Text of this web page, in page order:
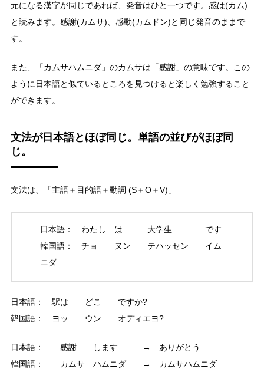
元になる漢字が同じであれば、発音はひと一つです。感は(カム)
と読みます。感謝(カムサ)、感動(カムドン)と同じ発音のままで
す。
また、「カムサハムニダ」のカムサは「感謝」の意味です。この
ように日本語と似ているところを見つけると楽しく勉強すること
ができます。
文法が日本語とほぼ同じ。単語の並びがほぼ同
じ。
文法は、「主語＋目的語＋動詞 (S＋O＋V)」
日本語： わたし は 大学生 です
韓国語： チョ ヌン テハッセン イム
ニダ
日本語： 駅は どこ ですか?
韓国語： ヨッ ウン オディエヨ?
日本語： 感謝 します → ありがとう
韓国語： カムサ ハムニダ → カムサハムニダ